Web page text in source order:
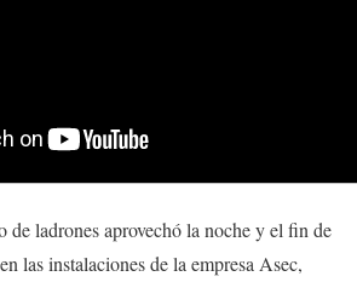
de ladrones aprovechó la noche y el fin de
las instalaciones de la empresa Asec,